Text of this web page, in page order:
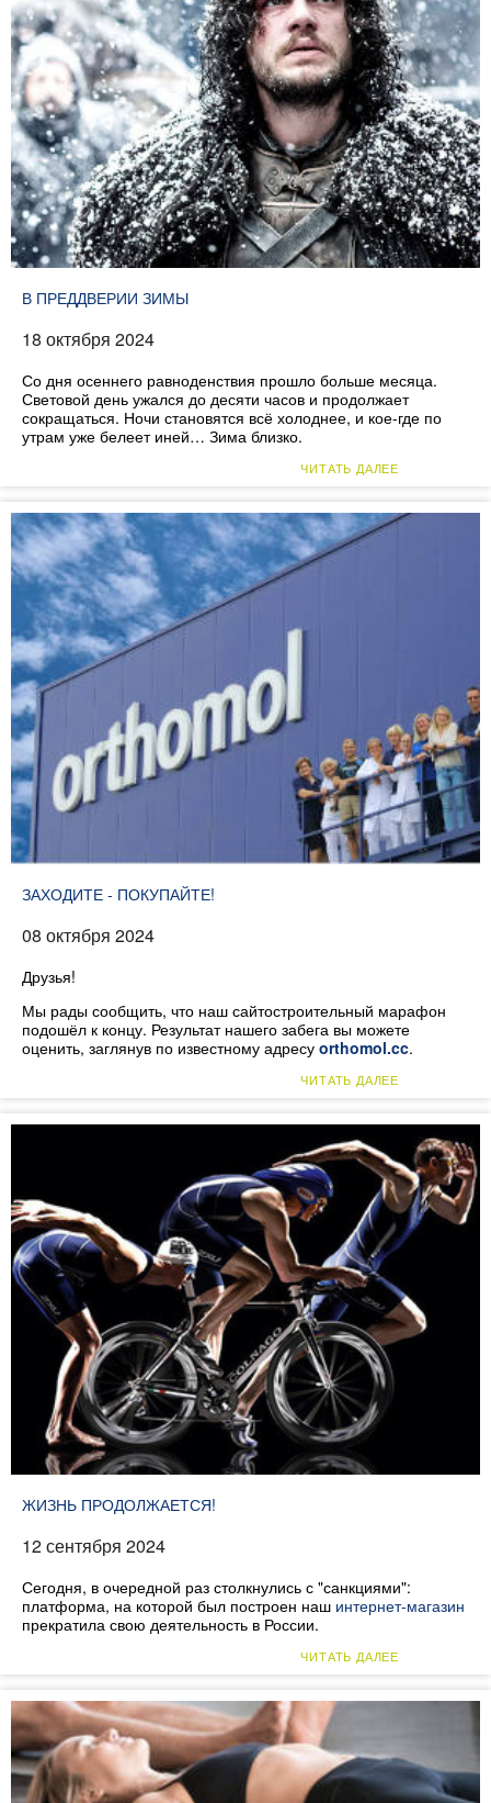
В ПРЕДДВЕРИИ ЗИМЫ
18 октября 2024
Со дня осеннего равноденствия прошло больше месяца.
Световой день ужался до десяти часов и продолжает
сокращаться. Ночи становятся всё холоднее, и кое-где по
утрам уже белеет иней… Зима близко.
ЧИТАТЬ ДАЛЕЕ
ЗАХОДИТЕ - ПОКУПАЙТЕ!
08 октября 2024
Друзья!
Мы рады сообщить, что наш сайтостроительный марафон
подошёл к концу. Результат нашего забега вы можете
оценить, заглянув по известному адресу orthomol.cc.
ЧИТАТЬ ДАЛЕЕ
ЖИЗНЬ ПРОДОЛЖАЕТСЯ!
12 сентября 2024
Сегодня, в очередной раз столкнулись с "санкциями":
платформа, на которой был построен наш интернет-магазин
прекратила свою деятельность в России.
ЧИТАТЬ ДАЛЕЕ